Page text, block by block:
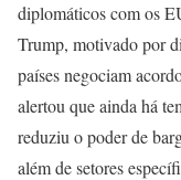
diplomáticos com os
Trump, motivado por
países negociam
alertou que ainda há
reduziu o poder de
além de setores